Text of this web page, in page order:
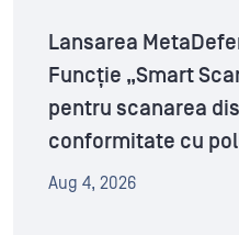
Lansarea
Funcție „Smart
pentru scanarea
conformitate cu
Aug 4, 2026